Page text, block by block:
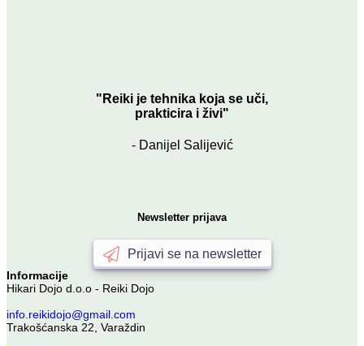
"Reiki je tehnika koja se uči,
prakticira i živi"
- Danijel Salijević
Newsletter prijava
Prijavi se na newsletter
Informacije
Hikari Dojo d.o.o - Reiki Dojo
info.reikidojo@gmail.com
Trakošćanska 22, Varaždin